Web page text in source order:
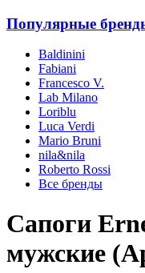
Популярные
Baldinini
Fabiani
Francesco V.
Lab Milano
Loriblu
Luca Verdi
Mario Bruni
nila&nila
Roberto Rossi
Все бренды
Сапоги
мужские